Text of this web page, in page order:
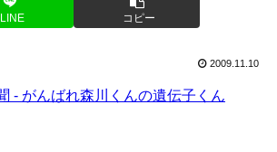
LINE コピー
2009.11.10
- がんばれ森川くんの遺伝子くん